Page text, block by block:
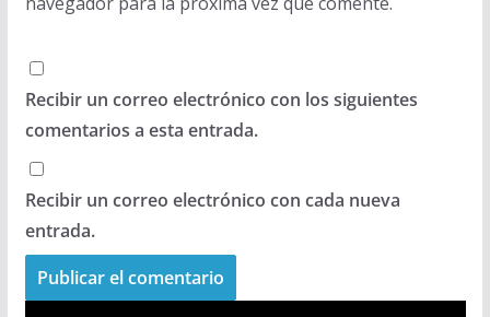
Recibir un correo electrónico con los siguientes
comentarios a esta entrada.
Recibir un correo electrónico con cada nueva
entrada.